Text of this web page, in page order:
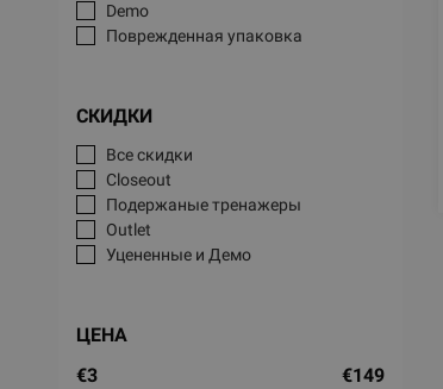
Demo
Поврежденная упаковка
СКИДКИ
Все скидки
Closeout
Подержаные тренажеры
Outlet
Уцененные и Демо
ЦЕНА
€3
€149